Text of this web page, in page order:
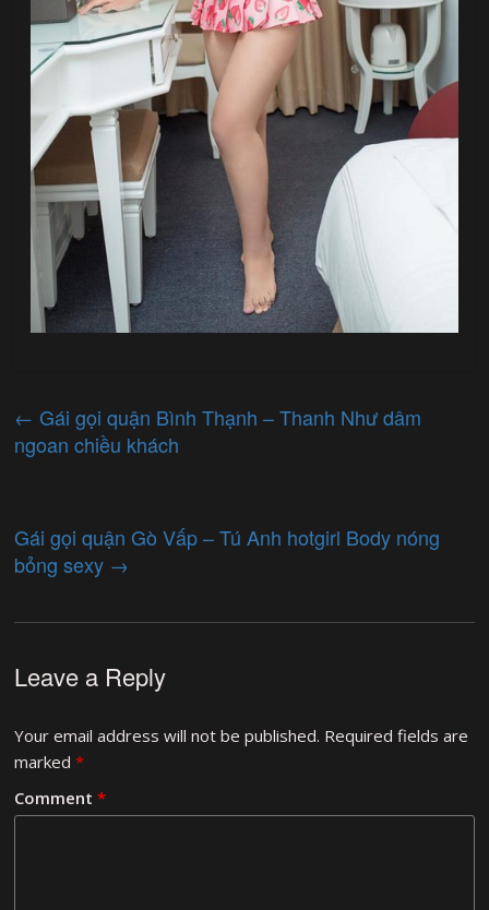
← Gái gọi quận Bình Thạnh – Thanh Như dâm
ngoan chiều khách
Gái gọi quận Gò Vấp – Tú Anh hotgirl Body nóng
bỏng sexy →
Leave a Reply
Your email address will not be published. Required fields are
marked*
Comment*